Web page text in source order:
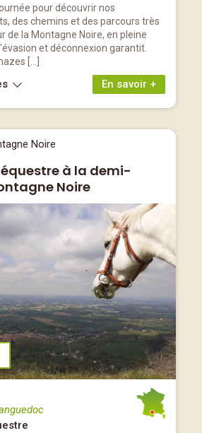
pour découvrir nos
des chemins et des parcours très
de la Montagne Noire, en pleine
et déconnexion garantit.
[…]
En savoir +
Noire
à la demi-
Noire